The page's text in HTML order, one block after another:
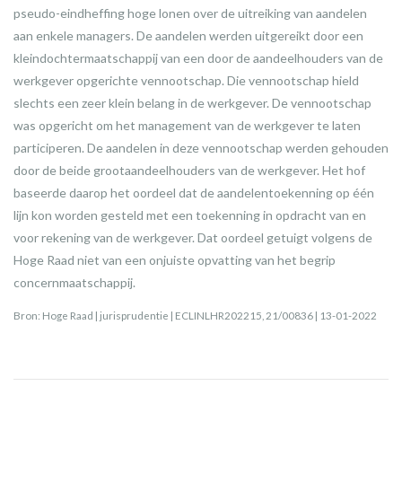
pseudo-eindheffing hoge lonen over de uitreiking van aandelen
aan enkele managers. De aandelen werden uitgereikt door een
kleindochtermaatschappij van een door de aandeelhouders van de
werkgever opgerichte vennootschap. Die vennootschap hield
slechts een zeer klein belang in de werkgever. De vennootschap
was opgericht om het management van de werkgever te laten
participeren. De aandelen in deze vennootschap werden gehouden
door de beide grootaandeelhouders van de werkgever. Het hof
baseerde daarop het oordeel dat de aandelentoekenning op één
lijn kon worden gesteld met een toekenning in opdracht van en
voor rekening van de werkgever. Dat oordeel getuigt volgens de
Hoge Raad niet van een onjuiste opvatting van het begrip
concernmaatschappij.
Bron: Hoge Raad | jurisprudentie | ECLINLHR202215, 21/00836 | 13-01-2022